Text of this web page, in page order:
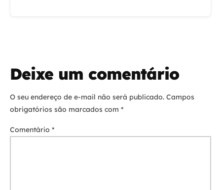
Deixe um comentário
O seu endereço de e-mail não será publicado. Campos
obrigatórios são marcados com *
Comentário *